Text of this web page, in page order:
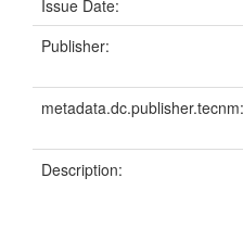
Issue Date:
Publisher:
metadata.dc.publisher.tecnm:
Description: